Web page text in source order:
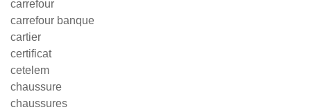
carrefour
carrefour banque
cartier
certificat
cetelem
chaussure
chaussures